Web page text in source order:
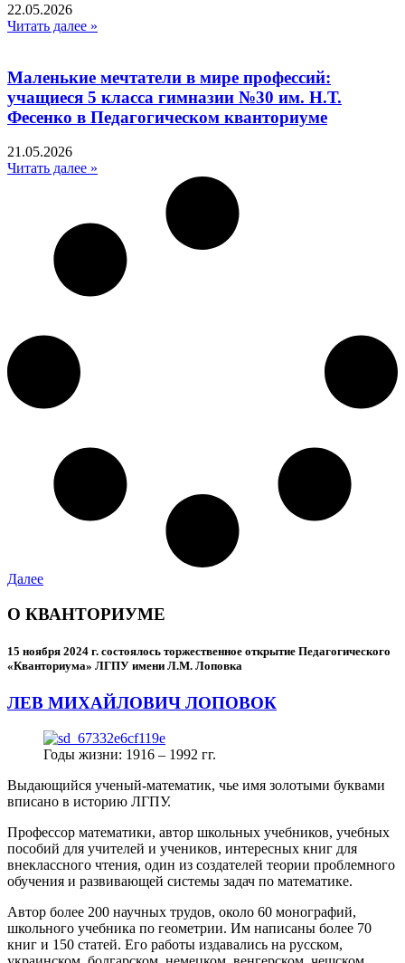
22.05.2026
Читать далее »
Маленькие мечтатели в мире профессий:
учащиеся 5 класса гимназии №30 им. Н.Т.
Фесенко в Педагогическом кванториуме
21.05.2026
Читать далее »
Далее
О КВАНТОРИУМЕ
15 ноября 2024 г. состоялось торжественное открытие Педагогического
«Кванториума» ЛГПУ имени Л.М. Лоповка
ЛЕВ МИХАЙЛОВИЧ ЛОПОВОК
Годы жизни: 1916 – 1992 гг.
Выдающийся ученый-математик, чье имя золотыми буквами
вписано в историю ЛГПУ.
Профессор математики, автор школьных учебников, учебных
пособий для учителей и учеников, интересных книг для
внеклассного чтения, один из создателей теории проблемного
обучения и развивающей системы задач по математике.
Автор более 200 научных трудов, около 60 монографий,
школьного учебника по геометрии. Им написаны более 70
книг и 150 статей. Его работы издавались на русском,